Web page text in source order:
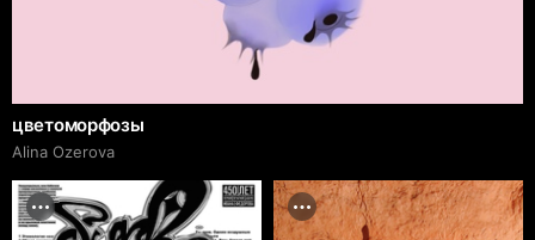
цветоморфозы
Alina Ozerova